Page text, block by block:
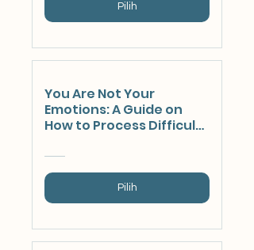
Pilih
You Are Not Your
Emotions: A Guide on
How to Process Difficult
Way
Pilih